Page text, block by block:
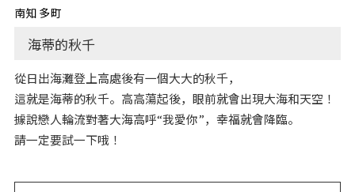
南知多町
海蒂的秋千
從日出海灘登上高處後有一個大大的秋千，
這就是海蒂的秋千。高高蕩起後，眼前就會出現大海和天空！
據說戀人輪流對著大海高呼“我愛你”，幸福就會降臨。
請一定要試一下哦！